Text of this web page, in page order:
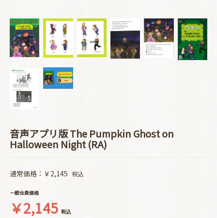
音声アプリ版 The Pumpkin Ghost on
Halloween Night (RA)
通常価格：￥2,145 税込
一般会員価格
￥2,145 税込